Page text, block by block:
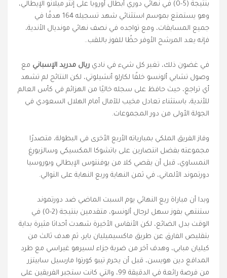
بنتيجة (5-0) في نهائي دوري أبطال أوروبا على إنتر ميلانو الإيطالي،
وهو يستمتع بموسم استثنائي شهد تسجيله 164 هدفًا في
جميع المسابقات، ومع تواجده في نصف نهائي مونديال الأندية،
فإنه يعد المرشح الأوفر حظًا للفوز باللقب..
في غضون ذلك، تغير كل شيء في نادي ريال مدريد الإسباني مع
وصول تشابي ألونسو خلفًا لكارلو أنشيلوتي، لكن النتائج لم تشهد
أي تراجع، حيث حافظ على سجله خاليًا من الهزائم في كأس العالم
للأندية، باستثناء تعادل مخيب للآمال أمام الهلال السعودي في
الجولة الأولى من دور المجموعات.
وفاز الفريق الملكي بمبارياته الأربع الأخرى في البطولة، متصدرًا
مجموعته بفضل انتصارين على باتشوكا المكسيكي وسالزبورغ
النمساوي، قبل أن يقصي كلا من يوفنتوس الإيطالي وبوروسيا
دورتموند الألماني، في ثمن النهاية وربع النهاية على التوالي.
وبدا أن مباراة ربع النهائي يوم السبت الماضي ضد دورتموند
ستنتهي بفوز سهل لرجال ألونسو، متقدمين بنتيجة (2-0) في
الوقت بدل الضائع، لكن الأنفاس الأخيرة شهدت أحداثا مثيرة بداية
بتقليص الفارق عن طريق ماكسيميليان باير، ثم هدف ثالث من
كيليان مبابي، وهدف آخر من ضربة جزاء لسيرهو غيراسي مع طرد
المدافع دين هويسن، قبل أن يحرم تيبو كورتوا مارسيل سابيتزر
من فرصة رائعة في الدقيقة 99، والتي كانت ستجبر الفريقين على